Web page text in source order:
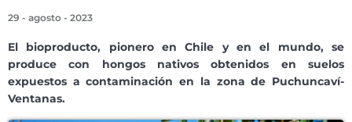
29 - agosto - 2023
El bioproducto, pionero en Chile y en el mundo, se
produce con hongos nativos obtenidos en suelos
expuestos a contaminación en la zona de Puchuncaví-
Ventanas.